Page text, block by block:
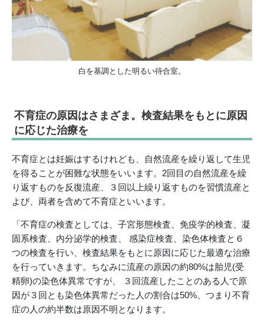
白を基調とした明るい待合室。
不育症の原因はさまざま。検査結果をもとに原因
に応じた治療を
不育症とは妊娠はするけれども、自然流産を繰り返して生児
を得ることが困難な状態をいいます。2回目の自然流産を繰
り返すものを反復流産、３回以上繰り返すものを習慣流産と
よび、両者を含めて不育症といいます。
「不育症の検査としては、子宮形態検査、免疫学的検査、凝
固系検査、内分泌学的検査、 感染症検査、染色体検査と６
つの検査を行い、検査結果をもとに原因に応じた最適な治療
を行っていきます。ちなみに流産の原因の約80%は胎児(受
精卵)の染色体異常ですが、 ３回流産したことのある人で原
因が３回とも染色体異常だった人の割合は50%、つまり不育
症の人の約半数は原因不明となります。